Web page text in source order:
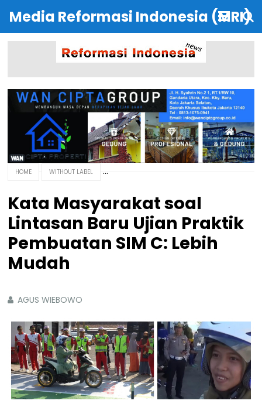
Media Reformasi Indonesia (MRI)
HOME WITHOUT LABEL
Kata Masyarakat soal
Lintasan Baru Ujian Praktik
Pembuatan SIM C: Lebih
Mudah
AGUS WIEBOWO